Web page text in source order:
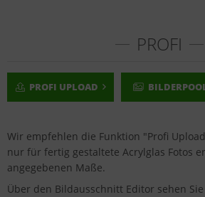
PROFI
PROFI UPLOAD
Wir empfehlen die Funktion "Profi
nur für fertig gestaltete Acrylglas Fotos
angegebenen Maße.
Über den Bildausschnitt Editor sehen